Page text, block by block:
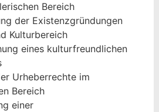
Bereich
der Existenzgründungen
Kulturbereich
eines kulturfreundlichen
Urheberrechte im
Bereich
einer